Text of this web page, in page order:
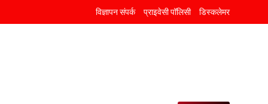
विज्ञापन संपर्क प्राइवेसी पॉलिसी डिस्कलेमर